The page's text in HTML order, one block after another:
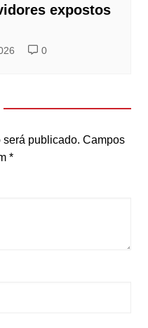
expostos
0
será publicado. Campos
*